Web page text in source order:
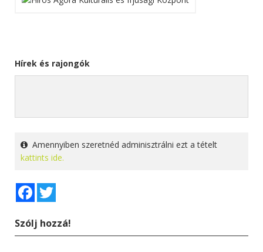
Hírek és rajongók
Amennyiben szeretnéd adminisztrálni ezt a tételt
kattints ide.
Facebook
Szólj hozzá!